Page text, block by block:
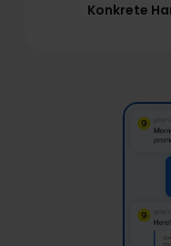
Konkrete